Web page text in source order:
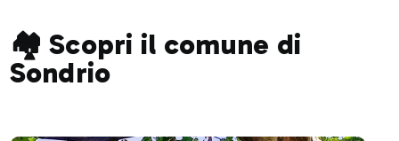
🏘️ Scopri il comune di
Sondrio